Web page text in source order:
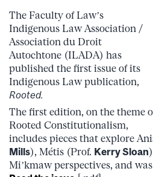
The Faculty of Law’s
Indigenous Law Association /
Association du Droit
Autochtone (ILADA) has
published the first issue of its
Indigenous Law publication,
Rooted.
The first edition, on the theme
Rooted Constitutionalism,
includes pieces that explore
Mills), Métis (Prof. Kerry Sloan
Mi’kmaw perspectives, and was